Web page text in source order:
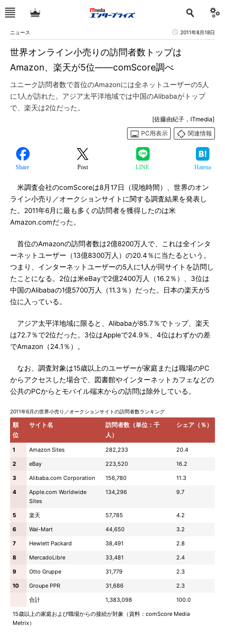
ニュース 2011年8月18日
世界オンライン小売りの訪問者数トップは
Amazon、楽天が5位――comScore調べ
ユニーク訪問者数で首位のAmazonには全ネットユーザーの5人
に1人が訪れた。アジア太平洋地域では中国のAlibabaがトップ
で、楽天は2位だった。
[佐藤由紀子，ITmedia]
PC用表示
関連情報
Share Post LINE Hatena
米調査会社のcomScoreは8月17日（現地時間）、世界のオン
ライン小売り／オークションサイトに関する調査結果を発表し
た。2011年6月に最も多くの訪問者を獲得したのは米
Amazon.comだった。
首位のAmazonの訪問者数は2億8200万人で、これは全インタ
ーネットユーザー（13億8300万人）の20.4％に当たるという。
つまり、インターネットユーザーの5人に1人が同サイトを訪問し
たことになる。2位は米eBayで2億2400万人（16.2％）、3位は
中国のAlibabaの1億5700万人（11.3％）だった。日本の楽天が5
位に入っている。
アジア太平洋地域に限ると、Alibabaが85.7％でトップ、楽天
は72.7％で2位だった。3位はAppleで24.9％、4位はわずかの差
でAmazon（24.1％）。
なお、調査対象は15歳以上のユーザーが家庭または職場のPC
からアクセスした場合で、図書館やインターネットカフェなどの
公共のPCからとモバイル端末からの訪問は除外している。
2011年6月の世界小売り／オークションサイトの訪問者数ランキング
順
位
サイト名
訪問者数（単位：千
人）
シェア（％）
1 Amazon Sites 282,233
20.4
2
eBay 223,520
16.2
3
Alibaba.com Corporation 156,780
11.3
4
Apple.com Worldwide
Sites
134,296 9.7
5 楽天 57,785
4.2
6
Wal-Mart 44,650
3.2
7
Hewlett Packard 38,491
2.8
8
MercadoLibre 33,481
2.4
9
Otto Gruppe 31,779
2.3
10
Groupe PPR 31,686
2.3
合計
1,383,098
100.0
15歳以上の家庭および職場からの接続が対象（資料：comScore Media
Metrix）